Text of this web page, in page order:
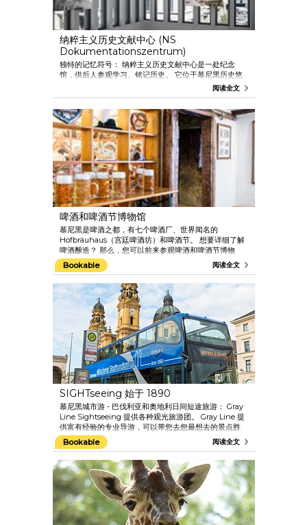
纳粹主义历史文献中心 (NS
Dokumentationszentrum)
独特的记忆符号： 纳粹主义历史文献中心是一处纪念
馆，供后人参观学习、铭记历史。 它位于慕尼黑历史悠
久的褐宫（“Braunes Haus”），这里曾是纳粹党
(NSDAP) 的政党总部。
阅读全文
啤酒和啤酒节博物馆
慕尼黑是啤酒之都，有七个啤酒厂、世界闻名的
Hofbräuhaus（宫廷啤酒坊）和啤酒节。 想要详细了解
啤酒酿造？ 那么，您可以前来参观啤酒和啤酒节博物
馆： 在这里您可以了解啤酒的全部历史，从大迁徙到修
道院、酿酒和 1516 年的《纯正啤酒法》，以及慕尼黑啤
酒的质量。 啤酒节也有悠久的历史，最开始是为了庆祝
路德维希一世与萨克森-希尔德伯格豪森公主特雷莎的婚
姻，随着时间的发展，现已成为世界上最盛大的民间节
日。 博物馆也展示了传统的慕尼黑中产阶级的家庭。
Bookable 阅读全文
SIGHTseeing 始于 1890
慕尼黑城市游 - 巴伐利亚和奥地利日间短途旅游： Gray
Line Sightseeing 提供各种观光旅游团。 Gray Line 提
供富有经验的专业导游，可以带您去您最想去的景点胜
地。 一日游项目包括童话国王路德维希二世的梦幻城
堡。 游客可以前往位于美丽的巴伐利亚阿尔卑斯山的庄
严的皇家城堡新天鹅堡，以及林德霍夫宫。 沿着世界著
名的浪漫之路，Gray Line 带您前往罗腾堡，这是德国南
部保存最好的中世纪小镇之一。 Gray Line Sightseeing
还会带您前去贝希特斯加登，在这里可以看到“鹰巢”。 奥
地利小城萨尔茨堡也是一处迷人的胜地。 欣赏莫扎特故
乡萨尔茨堡市内的风光，也可以在阿尔卑斯山美景环绕的
沃尔夫冈湖上泛舟观光。 Gray Line Sightseeing 也是
Bookable 阅读全文